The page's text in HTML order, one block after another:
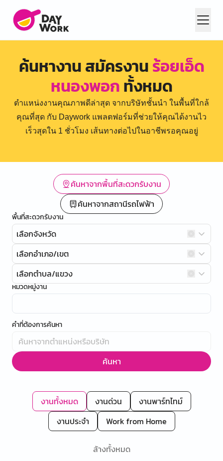
ค้นหางาน สมัครงานร้อยเอ็ด
หนองพอกทั้งหมด
ตำแหน่งงานคุณภาพดีล่าสุด จากบริษัทชั้นนำ ในพื้นที่ใกล้
คุณที่สุด กับ Daywork แพลตฟอร์มที่ช่วยให้คุณได้งานไว
เร็วสุดใน 1 ชั่วโมง เส้นทางต่อไปในอาชีพรอคุณอยู่
ค้นหาจากพื้นที่สะดวกรับงาน
ค้นหาจากสถานีรถไฟฟ้า
พื้นที่สะดวกรับงาน
เลือกจังหวัด
เลือกอำเภอ/เขต
เลือกตำบล/แขวง
หมวดหมู่งาน
คำที่ต้องการค้นหา
ค้นหา
งานทั้งหมด งานด่วน
งานพาร์ทไทม์
งานประจำ
Work from Home
ล้างทั้งหมด